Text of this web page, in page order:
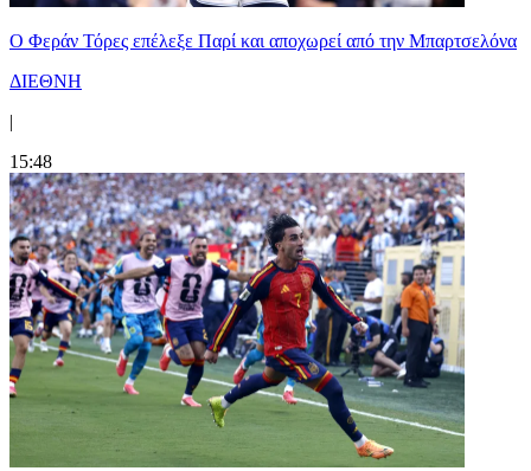
Ο Φεράν Τόρες επέλεξε Παρί και αποχωρεί από την Μπαρτσελόνα
ΔΙΕΘΝΗ
|
15:48